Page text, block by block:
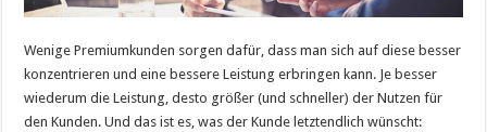
Wenige Premiumkunden sorgen dafür, dass man sich auf diese besser
konzentrieren und eine bessere Leistung erbringen kann. Je besser
wiederum die Leistung, desto größer (und schneller) der Nutzen für
den Kunden. Und das ist es, was der Kunde letztendlich wünscht: